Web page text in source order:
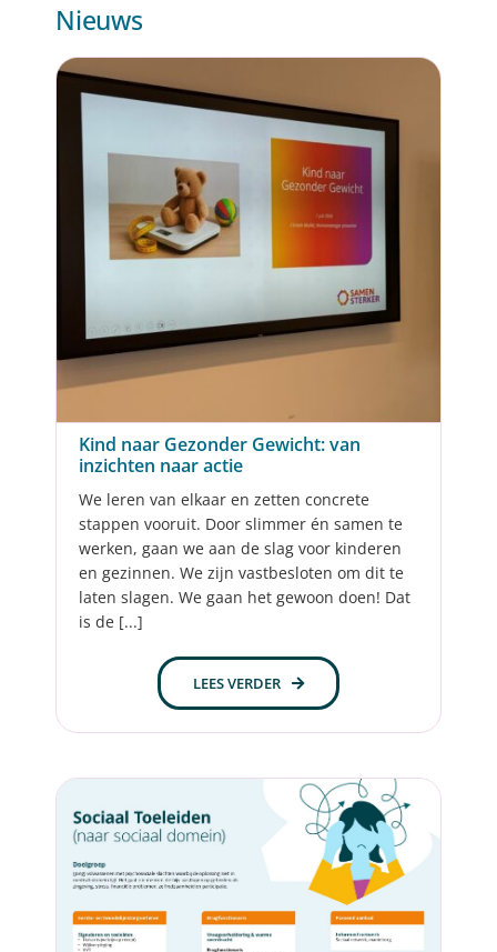
Nieuws
Kind naar Gezonder Gewicht: van
inzichten naar actie
We leren van elkaar en zetten concrete
stappen vooruit. Door slimmer én samen te
werken, gaan we aan de slag voor kinderen
en gezinnen. We zijn vastbesloten om dit te
laten slagen. We gaan het gewoon doen! Dat
is de [...]
LEES VERDER